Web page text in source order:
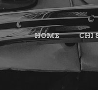
HOME CHI